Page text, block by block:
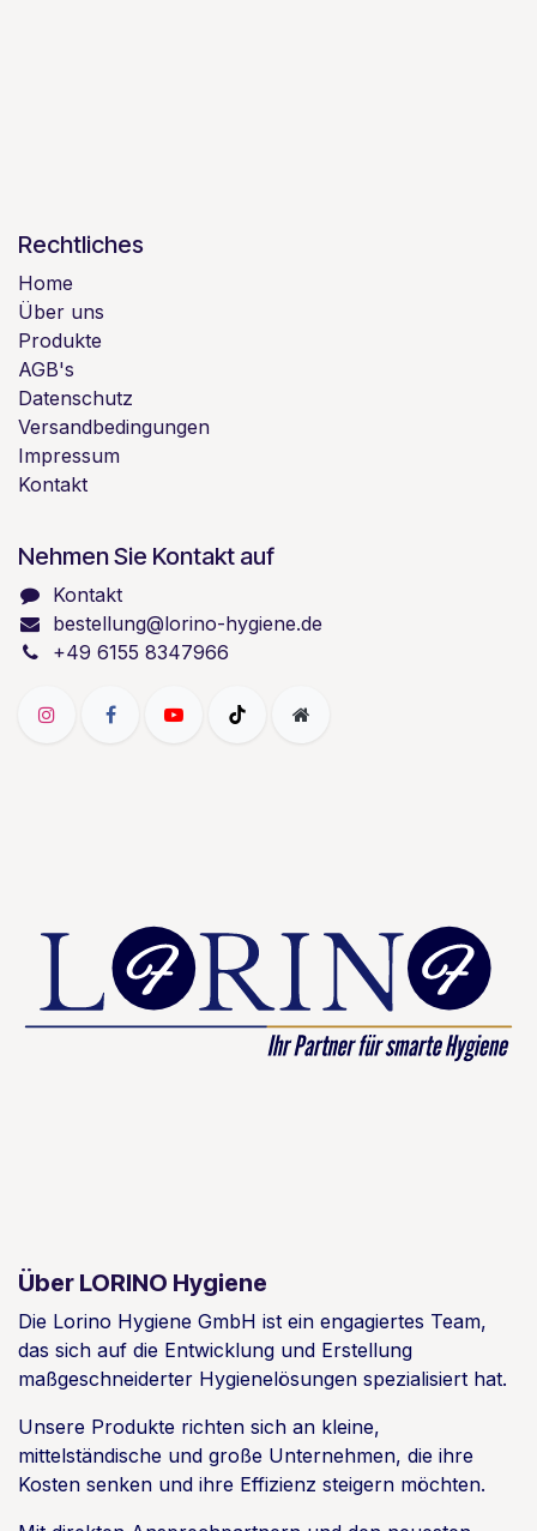
Rechtliches
Home
Über uns
Produkte
AGB's
Datenschutz
Versandbedingungen
Impressum
Kontakt
Nehmen Sie Kontakt auf
Kontakt
bestellung@lorino-hygiene.de
+49 6155 8347966
Über LORINO Hygiene
Die Lorino Hygiene GmbH ist ein engagiertes Team,
das sich auf die Entwicklung und Erstellung
maßgeschneiderter Hygienelösungen spezialisiert hat.
Unsere Produkte richten sich an kleine,
mittelständische und große Unternehmen, die ihre
Kosten senken und ihre Effizienz steigern möchten.